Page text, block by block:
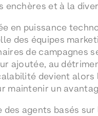
enchères et à la
en puissance
des équipes
de campagnes
ajoutée, au
devient
maintenir un
des agents basés